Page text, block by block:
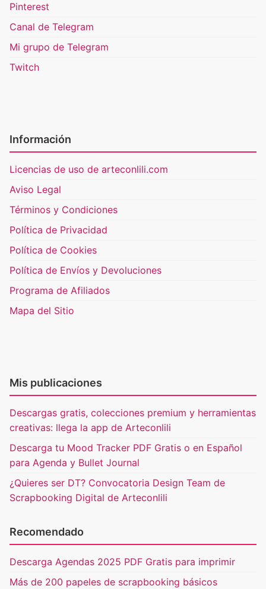
Pinterest
Canal de Telegram
Mi grupo de Telegram
Twitch
Información
Licencias de uso de arteconlili.com
Aviso Legal
Términos y Condiciones
Política de Privacidad
Política de Cookies
Política de Envíos y Devoluciones
Programa de Afiliados
Mapa del Sitio
Mis publicaciones
Descargas gratis, colecciones premium y herramientas
creativas: llega la app de Arteconlili
Descarga tu Mood Tracker PDF Gratis o en Español
para Agenda y Bullet Journal
¿Quieres ser DT? Convocatoria Design Team de
Scrapbooking Digital de Arteconlili
Recomendado
Descarga Agendas 2025 PDF Gratis para imprimir
Más de 200 papeles de scrapbooking básicos